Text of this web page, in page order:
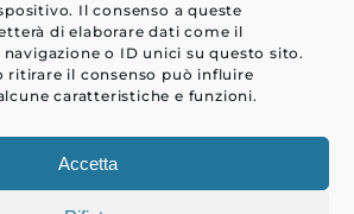
Il consenso a queste
di elaborare dati come il
o ID unici su questo sito.
ritirare il consenso può influire
caratteristiche e funzioni.
Accetta